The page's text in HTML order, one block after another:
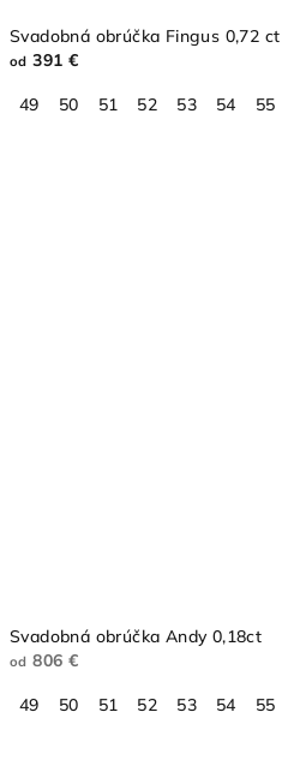
Svadobná obrúčka Fingus 0,72 ct
od 391 €
49 50 51 52 53 54 55
Svadobná obrúčka Andy 0,18ct
od 806 €
49 50 51 52 53 54 55